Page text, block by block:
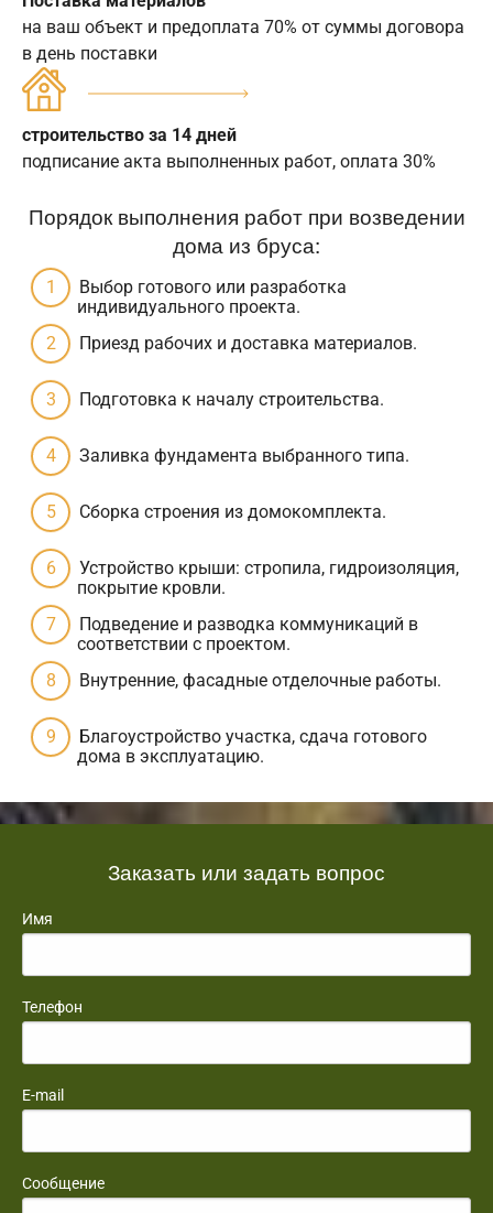
на ваш объект и предоплата 70% от суммы договора
в день поставки
строительство за 14 дней
подписание акта выполненных работ, оплата 30%
Порядок выполнения работ при возведении
дома из бруса:
Выбор готового или разработка
индивидуального проекта.
Приезд рабочих и доставка материалов.
Подготовка к началу строительства.
Заливка фундамента выбранного типа.
Сборка строения из домокомплекта.
Устройство крыши: стропила, гидроизоляция,
покрытие кровли.
Подведение и разводка коммуникаций в
соответствии с проектом.
Внутренние, фасадные отделочные работы.
Благоустройство участка, сдача готового
дома в эксплуатацию.
Заказать или задать вопрос
Имя
Телефон
E-mail
Сообщение